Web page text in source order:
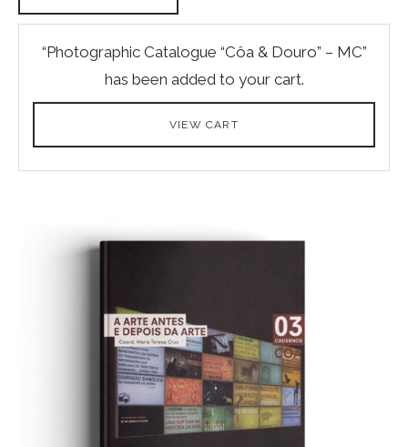
“Photographic Catalogue “Côa & Douro” – MC”
has been added to your cart.
VIEW CART